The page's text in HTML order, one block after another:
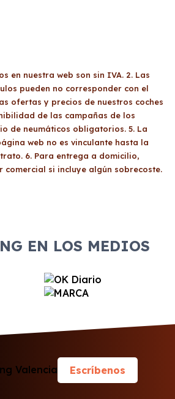
en nuestra web son sin IVA. 2. Las
pueden no corresponder con el
ofertas y precios de nuestros coches
de las campañas de los
de neumáticos obligatorios. 5. La
web no es vinculante hasta la
6. Para entrega a domicilio,
comercial si incluye algún sobrecoste.
EN LOS MEDIOS
Escríbenos